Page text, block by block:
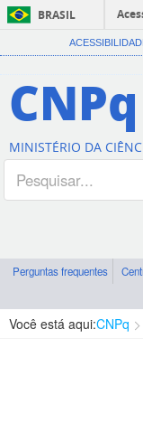
BRASIL
CNPq
MINISTÉRIO DA
Perguntas frequentes
Você está aqui:CNPq